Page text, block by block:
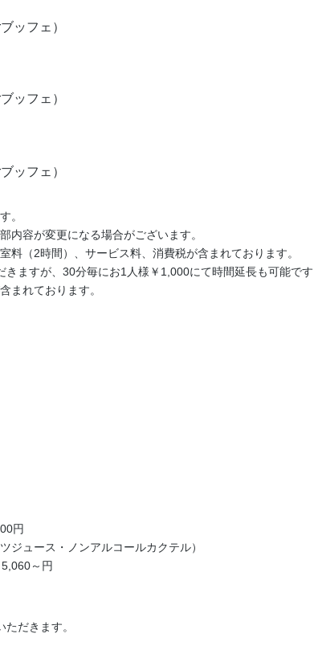
ッフェ）
ッフェ）
ッフェ）
。
容が変更になる場合がございます。
料（2時間）、サービス料、消費税が含まれております。
ますが、30分毎にお1人様￥1,000にて時間延長も可能で
まれております。
円
ジュース・ノンアルコールカクテル）
～円
だきます。